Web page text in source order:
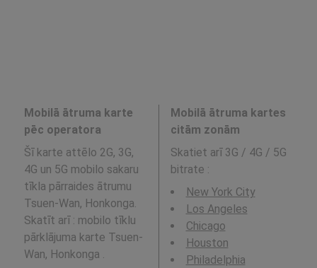
Mobilā ātruma karte
pēc operatora
Šī karte attēlo 2G, 3G,
4G un 5G mobilo sakaru
tīkla pārraides ātrumu
Tsuen-Wan, Honkonga.
Skatīt arī : mobilo tīklu
pārklājuma karte Tsuen-
Wan, Honkonga .
Mobilā ātruma kartes
citām zonām
Skatiet arī 3G / 4G / 5G
bitrate :
New York City
Los Angeles
Chicago
Houston
Philadelphia